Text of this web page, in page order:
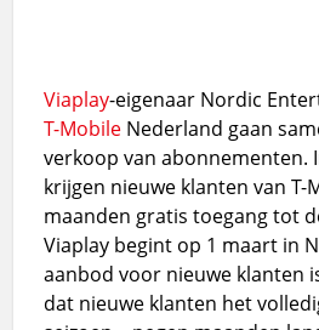
Viaplay-eigenaar Nordic
T-Mobile Nederland gaan
verkoop van abonnementen.
krijgen nieuwe klanten van T-
maanden gratis toegang tot
Viaplay begint op 1 maart in
aanbod voor nieuwe klanten
dat nieuwe klanten het